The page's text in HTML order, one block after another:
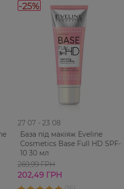
-25%
27 07 - 23 08
База під макіяж Eveline
Cosmetics Base Full HD SPF-
10 30 мл
269,99 ГРН
202,49 ГРН